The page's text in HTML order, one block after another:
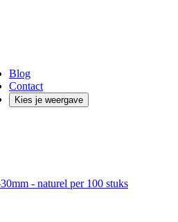
Blog
Contact
Kies je weergave
- naturel per 100 stuks